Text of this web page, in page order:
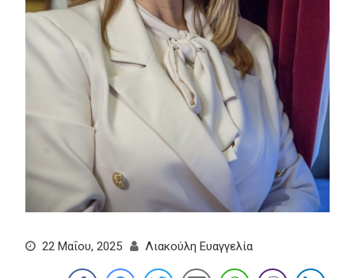
22 Μαΐου, 2025 Λιακούλη Ευαγγελία